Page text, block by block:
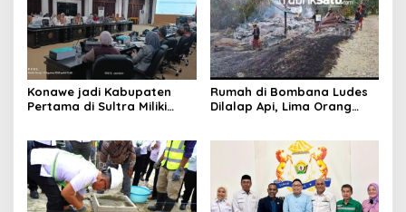
Konawe jadi Kabupaten
Pertama di Sultra Miliki
Anggaran Rp200 Juta
Rumah di Bombana Ludes
Dilalap Api, Lima Orang